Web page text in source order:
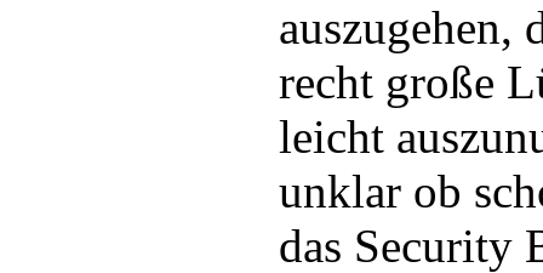
auszugehen,
recht große
leicht
unklar ob
das Security